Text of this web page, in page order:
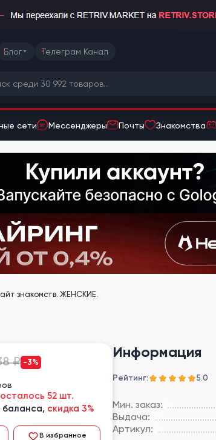
Блог Телеграм Канал
сети Мессенджеры Почты Знакомства
знакомств. ЖЕНСКИЕ.
Информация
Рейтинг: 5.0
Мин. заказ:
Выдача:
Артикул:
₽ -3%
осталось 52 шт.
баланса, скидка 3%
В избранное